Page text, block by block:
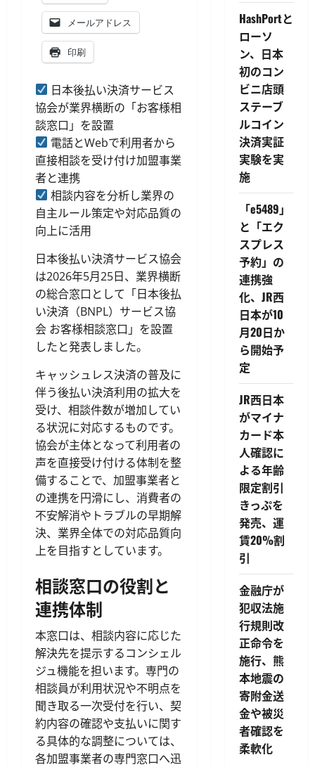
メールアドレス
印刷
日本後払い決済サービス
協会が業界横断の「お客様相
談窓口」を設置
電話とWebで利用者から
直接相談を受け付け加盟事業
者と連携
相談内容を分析し業界の
自主ルール策定や対応品質の
向上に活用
日本後払い決済サービス協会
は2026年5月25日、業界横断
の総合窓口として「日本後払
い決済（BNPL）サービス協
会 お客様相談窓口」を設置
したと発表しました。
キャッシュレス決済の普及に
伴う後払い決済利用の拡大を
受け、相談件数が増加してい
る状況に対応するものです。
協会が主体となって利用者の
声を直接受け付ける体制を整
備することで、加盟事業者と
の連携を円滑にし、消費者の
不安解消やトラブルの早期解
決、業界全体での対応品質向
上を目指すとしています。
相談窓口の役割と
連携体制
本窓口は、相談内容に応じた
解決先を提示するコンシェル
ジュ機能を担います。専門の
相談員が利用状況や不明点を
聞き取る一次受付を行い、契
約内容の確認や支払いに関す
る具体的な調整については、
各加盟事業者の専門窓口へ迅
HashPortと
ローソ
ン、日本
初のコン
ビニ店頭
ステーブ
ルコイン
決済実証
実験を実
施
「e5489」
と「エク
スプレス
予約」の
連携強
化、JR西
日本が10
月20日か
ら開始予
定
JR西日本
がマイナ
カード本
人確認に
よる年齢
限定割引
きっぷを
発売、運
賃20%割
引
金融庁が
犯収法施
行規則改
正命令を
施行、熊
本地震の
寄附金送
金や被災
者確認を
柔軟化